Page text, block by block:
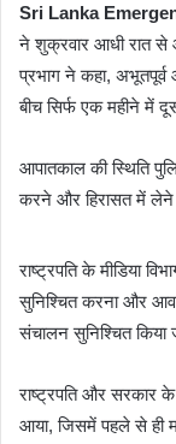
Sri Lanka
ने शुक्रवार आधी रात से
प्रभाग ने कहा, अभूतपूर्व
बीच सिर्फ एक महीने में
आपातकाल की स्थिति
करने और हिरासत में लेने
राष्ट्रपति के मीडिया
सुनिश्चित करना और
संचालन सुनिश्चित
राष्ट्रपति और सरकार
आया, जिसमें पहले से ही